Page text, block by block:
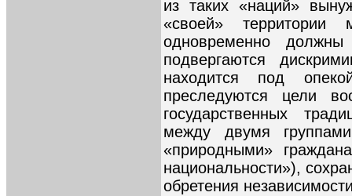
из таких «наций»
«своей» территории
одновременно
подвергаются
находится под
преследуются цели
государственных
между двумя
«природными»
национальности»),
обретения